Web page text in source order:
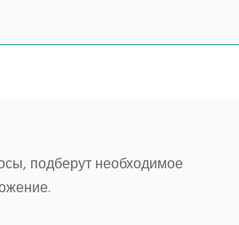
подберут необходимое